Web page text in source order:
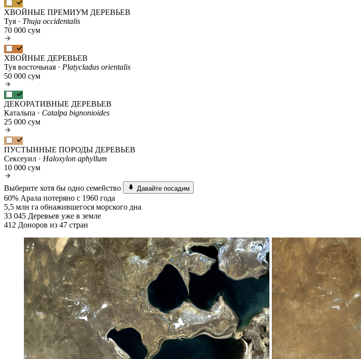
ХВОЙНЫЕ ПРЕМИУМ ДЕРЕВЬЕВ
Туя · Thuja occidentalis
70 000 сум
ХВОЙНЫЕ ДЕРЕВЬЕВ
Туя восточьная · Platycladus orientalis
50 000 сум
ДЕКОРАТИВНЫЕ ДЕРЕВЬЕВ
Катальпа · Catalpa bignonioides
25 000 сум
ПУСТЫННЫЕ ПОРОДЫ ДЕРЕВЬЕВ
Сексеуил · Haloxylon aphyllum
10 000 сум
Выберите хотя бы одно семейство Давайте посадим
60% Арала потеряно с 1960 года
5,5 млн га обнажившегося морского дна
33 045 Деревьев уже в земле
412 Доноров из 47 стран